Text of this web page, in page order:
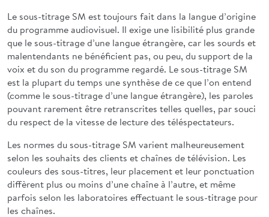
Le sous-titrage SM est toujours fait dans la langue d’origine
du programme audiovisuel. Il exige une lisibilité plus grande
que le sous-titrage d’une langue étrangère, car les sourds et
malentendants ne bénéficient pas, ou peu, du support de la
voix et du son du programme regardé. Le sous-titrage SM
est la plupart du temps une synthèse de ce que l’on entend
(comme le sous-titrage d’une langue étrangère), les paroles
pouvant rarement être retranscrites telles quelles, par souci
du respect de la vitesse de lecture des téléspectateurs.
Les normes du sous-titrage SM varient malheureusement
selon les souhaits des clients et chaînes de télévision. Les
couleurs des sous-titres, leur placement et leur ponctuation
diffèrent plus ou moins d’une chaîne à l’autre, et même
parfois selon les laboratoires effectuant le sous-titrage pour
les chaînes.